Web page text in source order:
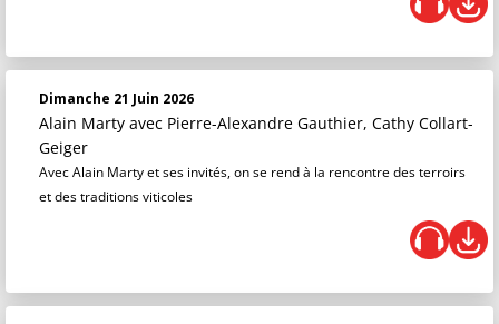
Dimanche 21 Juin 2026
Alain Marty avec Pierre-Alexandre Gauthier, Cathy Collart-
Geiger
Avec Alain Marty et ses invités, on se rend à la rencontre des terroirs
et des traditions viticoles